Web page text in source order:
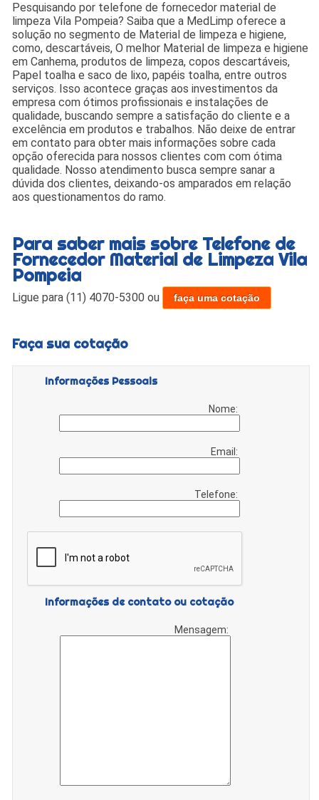
Pesquisando por telefone de fornecedor material de
limpeza Vila Pompeia? Saiba que a MedLimp oferece a
solução no segmento de Material de limpeza e higiene,
como, descartáveis, O melhor Material de limpeza e higiene
em Canhema, produtos de limpeza, copos descartáveis,
Papel toalha e saco de lixo, papéis toalha, entre outros
serviços. Isso acontece graças aos investimentos da
empresa com ótimos profissionais e instalações de
qualidade, buscando sempre a satisfação do cliente e a
excelência em produtos e trabalhos. Não deixe de entrar
em contato para obter mais informações sobre cada
opção oferecida para nossos clientes com com ótima
qualidade. Nosso atendimento busca sempre sanar a
dúvida dos clientes, deixando-os amparados em relação
aos questionamentos do ramo.
Para saber mais sobre Telefone de
Fornecedor Material de Limpeza Vila
Pompeia
Ligue para(11) 4070-5300 ou faça uma cotação
Faça sua cotação
Informações Pessoais
Nome:
Email:
Telefone:
Informações de contato ou cotação
Mensagem: